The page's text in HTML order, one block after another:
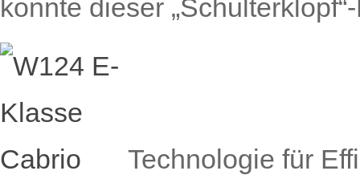
konnte dieser
Technologie für